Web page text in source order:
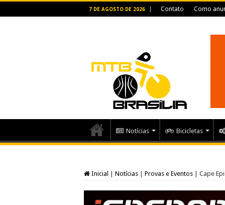
7 DE AGOSTO DE 2026 Contato Como
Notícias Bicicletas
Inicial Notícias Provas e Eventos Cape